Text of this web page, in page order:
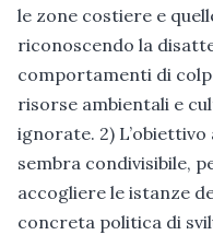
le zone costiere e
riconoscendo la
comportamenti di
risorse ambientali e
ignorate. 2)
sembra condivisibile,
accogliere le istanze
concreta politica di